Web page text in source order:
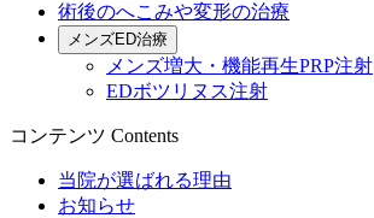
術後のへこみや変形の治療
メンズED治療
メンズ増大・機能再生PRP注射
EDボツリヌス注射
コンテンツ Contents
当院が選ばれる理由
お知らせ